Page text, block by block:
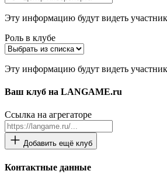
Эту информацию будут видеть
Роль в клубе
Эту информацию будут видеть
Ваш клуб на LANGAME.ru
Ссылка на агрегаторе
Добавить ещё клуб
Контактные данные